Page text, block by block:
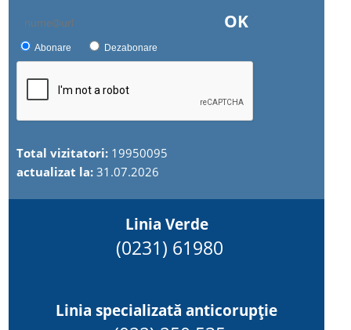
OK
Abonare Dezabonare
Total vizitatori: 19950095
actualizat la:31.07.2026
Linia Verde
(0231) 61980
Linia specializată anticorupție